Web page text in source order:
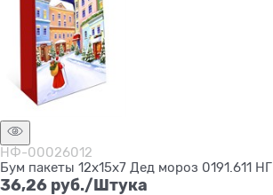
НФ-00026012
Бум пакеты 12х15х7 Дед мороз 0191.611 НГ
36,26 руб./Штука